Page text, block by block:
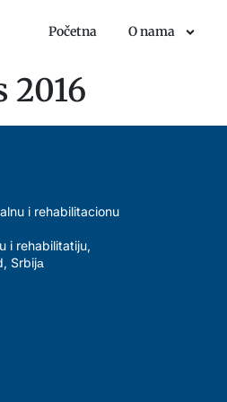
Početna O nama
2016
i rehabilitacionu
i rehabilitatiju,
Srbijа